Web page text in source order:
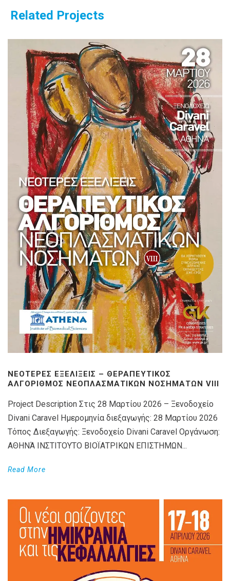
Related Projects
ΝΕΌΤΕΡΕΣ ΕΞΕΛΊΞΕΙΣ – ΘΕΡΑΠΕΥΤΙΚΌΣ
ΑΛΓΌΡΙΘΜΟΣ ΝΕΟΠΛΑΣΜΑΤΙΚΏΝ ΝΟΣΗΜΆΤΩΝ VIIΙ
Project Description Στις 28 Μαρτίου 2026 – Ξενοδοχείο
Divani Caravel Ημερομηνία διεξαγωγής: 28 Μαρτίου 2026
Τόπος Διεξαγωγής: Ξενοδοχείο Divani Caravel Οργάνωση:
ΑΘΗΝΆ ΙΝΣΤΙΤΟΥΤΟ ΒΙΟΪΑΤΡΙΚΩΝ ΕΠΙΣΤΗΜΩΝ...
Read More